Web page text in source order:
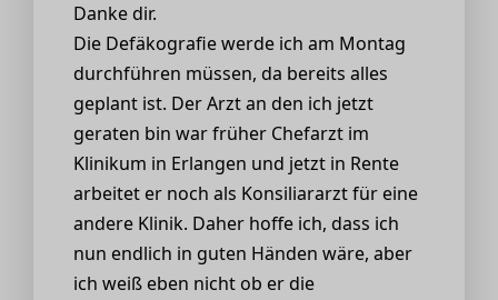
Danke dir.
Die Defäkografie werde ich am Montag
durchführen müssen, da bereits alles
geplant ist. Der Arzt an den ich jetzt
geraten bin war früher Chefarzt im
Klinikum in Erlangen und jetzt in Rente
arbeitet er noch als Konsiliararzt für eine
andere Klinik. Daher hoffe ich, dass ich
nun endlich in guten Händen wäre, aber
ich weiß eben nicht ob er die